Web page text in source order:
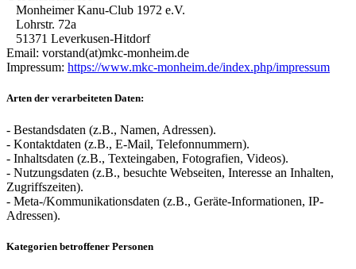
Monheimer Kanu-Club 1972 e.V.
Lohrstr. 72a
51371 Leverkusen-Hitdorf
Email: vorstand(at)mkc-monheim.de
Impressum: https://www.mkc-monheim.de/index.php/impressum
Arten der verarbeiteten Daten:
- Bestandsdaten (z.B., Namen, Adressen).
- Kontaktdaten (z.B., E-Mail, Telefonnummern).
- Inhaltsdaten (z.B., Texteingaben, Fotografien, Videos).
- Nutzungsdaten (z.B., besuchte Webseiten, Interesse an Inhalten,
Zugriffszeiten).
- Meta-/Kommunikationsdaten (z.B., Geräte-Informationen, IP-
Adressen).
Kategorien betroffener Personen